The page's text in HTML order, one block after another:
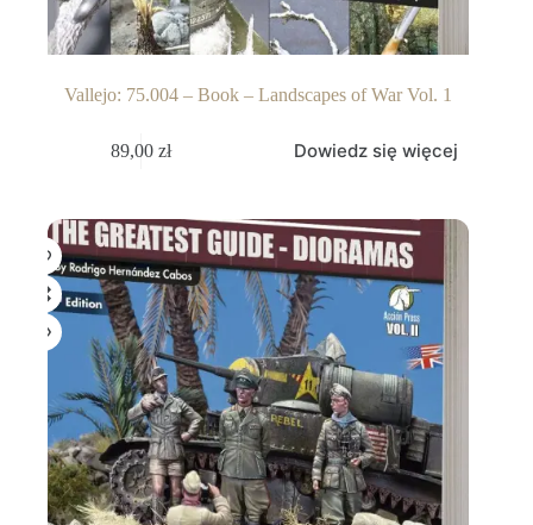
Vallejo: 75.004 – Book – Landscapes of War Vol. 1
89,00zł Dowiedz się więcej